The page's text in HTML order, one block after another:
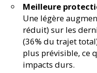
Meilleure
Une légère
réduit) sur les
(36% du trajet
plus prévisible, ce
impacts durs.